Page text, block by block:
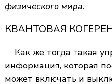
физического мира.
КВАНТОВАЯ
Как же тогда такая
информация, которая
может включать и